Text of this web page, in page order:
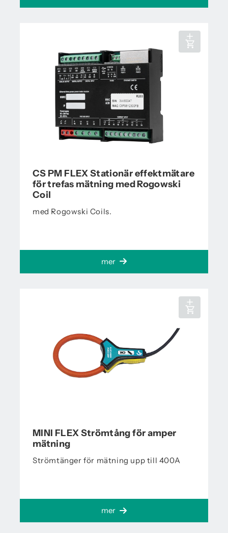
CS PM FLEX Stationär effektmätare
för trefas mätning med Rogowski
Coil
med Rogowski Coils.
mer
MINI FLEX Strömtång för amper
mätning
Strömtänger för mätning upp till 400A
mer